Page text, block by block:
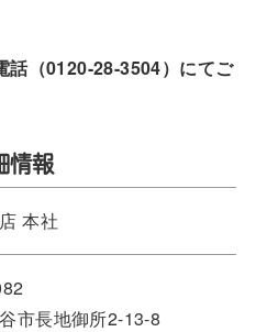
話（0120-28-3504）にてご
情報
本社
市長地御所2-13-8